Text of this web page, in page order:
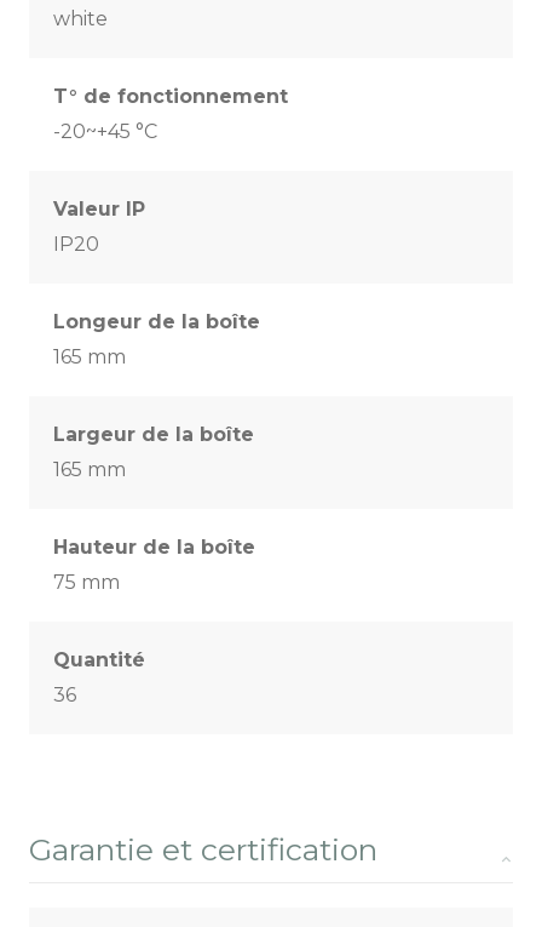
white
T° de fonctionnement
-20~+45 °C
Valeur IP
IP20
Longeur de la boîte
165 mm
Largeur de la boîte
165 mm
Hauteur de la boîte
75 mm
Quantité
36
Garantie et certification